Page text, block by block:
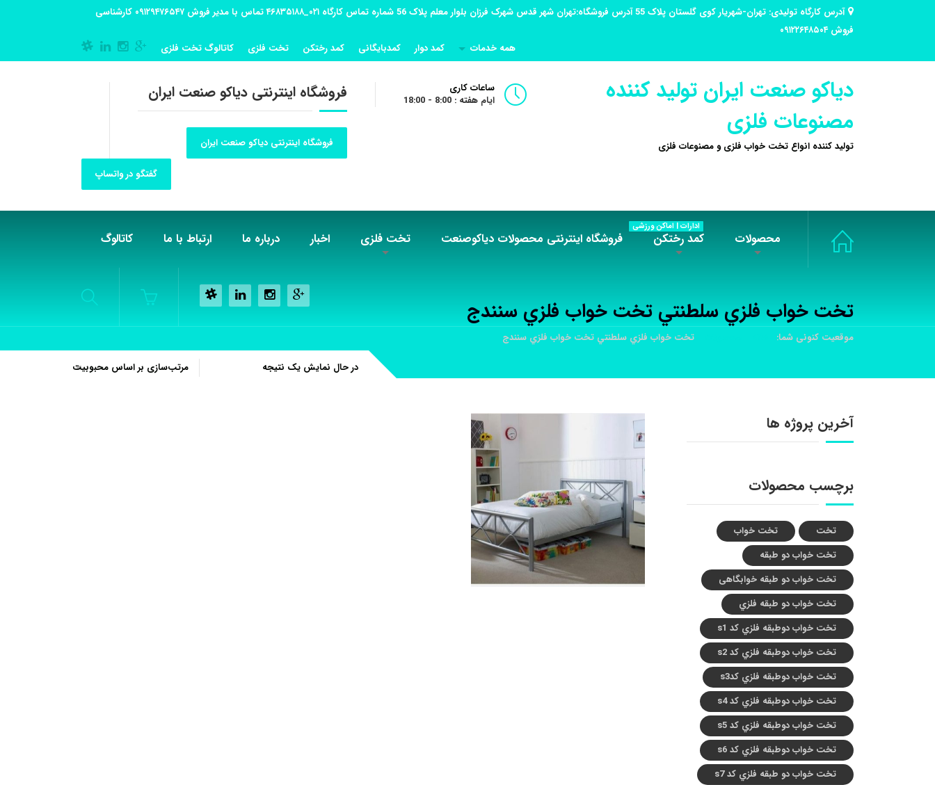
آدرس کارگاه تولیدی: تهران-شهریار کوی گلستان پلاک 55 آدرس فروشگاه:تهران شهر قدس شهرک فرزان بلوار معلم پلاک 56 شماره تماس کارگاه ۰۲۱_۴۶۸۳۵۱۸۸ تماس با مدیر فروش ۰۹۱۲۹۴۷۶۵۴۷ کارشناسی
فروش ۰۹۱۲۲۶۴۸۵۰۴
همه خدمات
کمد دوار کمدبایگانی کمد رختکن تخت فلزی کاتالوگ تخت فلزی
دیاکو صنعت ایران تولید کننده
مصنوعات فلزی
تولید کننده انواع تخت خواب فلزی و مصنوعات فلزی
ساعات کاری
ایام هفته : 8:00 - 18:00
فروشگاه اینترنتی دیاکو صنعت ایران
فروشگاه اینترنتی دیاکو صنعت ایران
گفتگو در واتساپ
محصولات کمد رختکن
ادارات | اماکن ورزشی
فروشگاه اینترنتی محصولات دیاکوصنعت تخت فلزی اخبار درباره ما ارتباط با ما کاتالوگ
تخت خواب فلزي سلطنتي تخت خواب فلزي سنندج
موقعیت کنونی شما: تخت خواب فلزي سلطنتي تخت خواب فلزي سنندج
در حال نمایش یک نتیجه
آخرین پروژه ها
برچسب محصولات
تخت
تخت خواب
تخت خواب دو طبقه
تخت خواب دو طبقه خوابگاهی
تخت خواب دو طبقه فلزي
تخت خواب دوطبقه فلزي کد s1
تخت خواب دوطبقه فلزي کد s2
تخت خواب دوطبقه فلزي کدs3
تخت خواب دوطبقه فلزي کد s4
تخت خواب دوطبقه فلزي کد s5
تخت خواب دوطبقه فلزي کد s6
تخت خواب دو طبقه فلزي کد s7